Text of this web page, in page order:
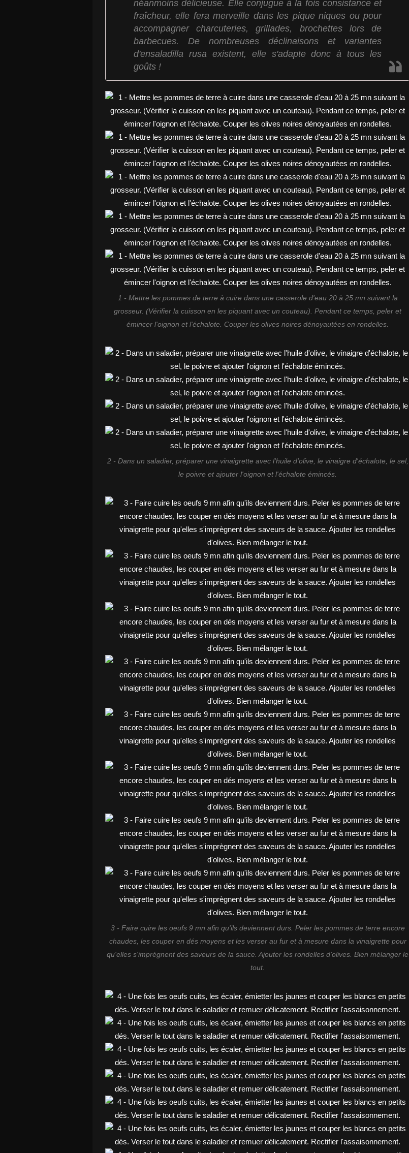
néanmoins délicieuse. Elle conjugue à la fois consistance et
fraîcheur, elle fera merveille dans les pique niques ou pour
accompagner charcuteries, grillades, brochettes lors de
barbecues. De nombreuses déclinaisons et variantes
d'ensaladilla rusa existent, elle s'adapte donc à tous les
goûts !
1 - Mettre les pommes de terre à cuire dans une casserole d'eau 20 à 25 mn suivant la
grosseur. (Vérifier la cuisson en les piquant avec un couteau). Pendant ce temps, peler et
émincer l'oignon et l'échalote. Couper les olives noires dénoyautées en rondelles.
2 - Dans un saladier, préparer une vinaigrette avec l'huile d'olive, le vinaigre d'échalote, le sel,
le poivre et ajouter l'oignon et l'échalote émincés.
3 - Faire cuire les oeufs 9 mn afin qu'ils deviennent durs. Peler les pommes de terre encore
chaudes, les couper en dés moyens et les verser au fur et à mesure dans la vinaigrette pour
qu'elles s'imprègnent des saveurs de la sauce. Ajouter les rondelles d'olives. Bien mélanger le
tout.